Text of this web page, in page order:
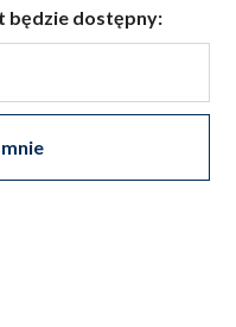
będzie dostępny: